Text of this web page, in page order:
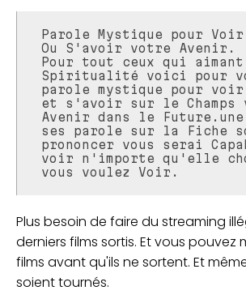
Parole Mystique pour
Ou S'avoir votre Avenir.
Pour tout ceux qui
Spiritualité voici pour
parole mystique pour
et s'avoir sur le Champs
Avenir dans le
ses parole sur la Fiche
prononcer vous serai
voir n'importe qu'elle
vous voulez Voir.
Plus besoin de faire du streaming
derniers films sortis. Et vous pouvez
films avant qu'ils ne sortent. Et
soient tournés.